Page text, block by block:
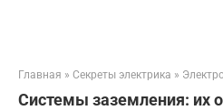
Главная » Секреты электрика »
Системы заземления: их